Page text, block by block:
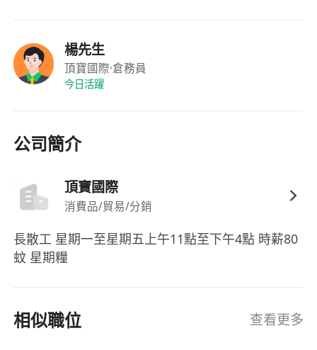
楊先生
頂寶國際·倉務員
今日活躍
公司簡介
頂寶國際
消費品/貿易/分銷
長散工 星期一至星期五上午11點至下午4點 時薪80
蚊 星期糧
相似職位 查看更多